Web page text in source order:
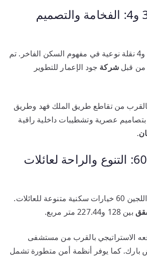
مشروع جود 3 و4: الفخامة والتصميم
من قبلشركة جود الإعمار للتطوير
3 بالقرب من تقاطع طريق الملك فهد وطريق
عصرية وتشطيبات داخلية راقية
.
شقق اللجين 60: التنوع والراحة لعائلات
شقق اللجين 60 خيارات سكنية متنوعة للعائلات.
بين 128 و227.44 متر مربع.
الاستراتيجي بالقرب من مستشفى
بارك. كما يوفر أنظمة أمن متطورة تشمل